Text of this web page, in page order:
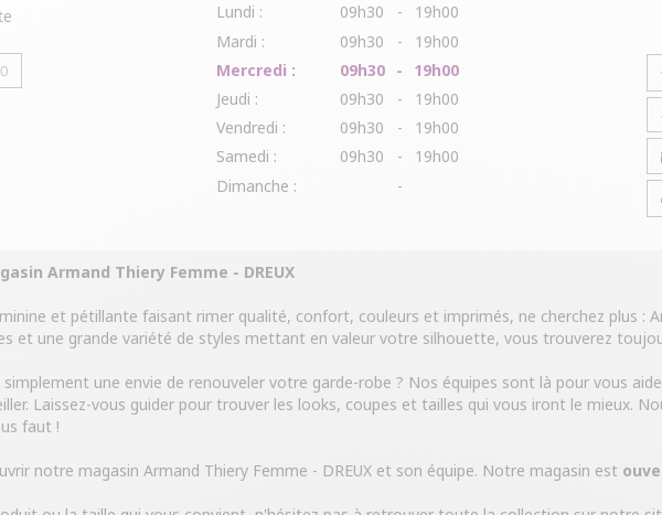
LES PRIX TOSCANE
Lundi : 09h30 -
19h00
Mardi :
09h30 -
19h00
Mercredi :
09h30 -
19h00
Jeudi :
09h30 -
19h00
Vendredi :
09h30 -
19h00
Samedi :
09h30 -
19h00
Dimanche :
-
Armand Thiery Femme - DREUX
et pétillante faisant rimer qualité, confort, couleurs et imprimés, ne cherchez plus :
et une grande variété de styles mettant en valeur votre silhouette, vous trouverez
une envie de renouveler votre garde-robe ? Nos équipes sont là pour vous
Laissez-vous guider pour trouver les looks, coupes et tailles qui vous iront le mieux.
faut !
notre magasin Armand Thiery Femme - DREUX et son équipe. Notre magasin est